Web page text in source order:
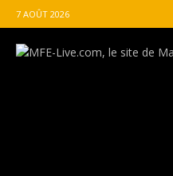
7 AOÛT 2026